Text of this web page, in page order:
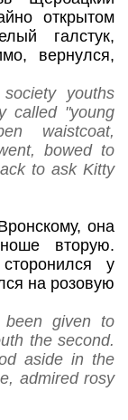
открытом
галстук,
вернулся,
youths
called "young
waistcoat,
bowed to
to ask Kitty
она
вторую.
у
на розовую
given to
the second.
aside in the
admired rosy